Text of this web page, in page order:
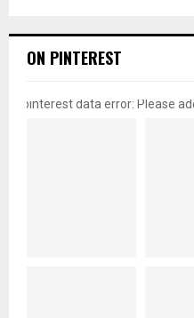
ON PINTEREST
pinterest data error: Please